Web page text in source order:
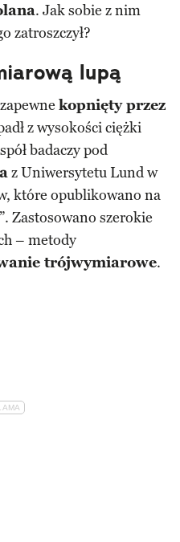
. Jak sobie z nim
zatroszczył?
lupą
kopnięty przez
z wysokości ciężki
badaczy pod
z Uniwersytetu Lund w
które opublikowano na
Zastosowano szerokie
– metody
trójwymiarowe.